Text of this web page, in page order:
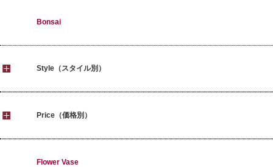
Bonsai
Style（スタイル別）
Price（価格別）
Flower Vase